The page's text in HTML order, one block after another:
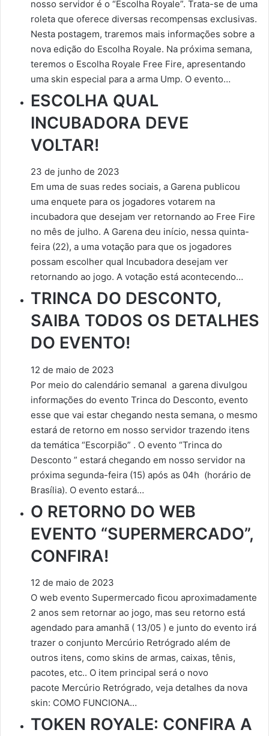
nosso servidor é o “Escolha Royale”. Trata-se de uma
roleta que oferece diversas recompensas exclusivas.
Nesta postagem, traremos mais informações sobre a
nova edição do Escolha Royale. Na próxima semana,
teremos o Escolha Royale Free Fire, apresentando
uma skin especial para a arma Ump. O evento…
ESCOLHA QUAL
INCUBADORA DEVE
VOLTAR!
23 de junho de 2023
Em uma de suas redes sociais, a Garena publicou
uma enquete para os jogadores votarem na
incubadora que desejam ver retornando ao Free Fire
no mês de julho. A Garena deu início, nessa quinta-
feira (22), a uma votação para que os jogadores
possam escolher qual Incubadora desejam ver
retornando ao jogo. A votação está acontecendo…
TRINCA DO DESCONTO,
SAIBA TODOS OS DETALHES
DO EVENTO!
12 de maio de 2023
Por meio do calendário semanal a garena divulgou
informações do evento Trinca do Desconto, evento
esse que vai estar chegando nesta semana, o mesmo
estará de retorno em nosso servidor trazendo itens
da temática “Escorpião” . O evento “Trinca do
Desconto ” estará chegando em nosso servidor na
próxima segunda-feira (15) após as 04h (horário de
Brasília). O evento estará…
O RETORNO DO WEB
EVENTO “SUPERMERCADO”,
CONFIRA!
12 de maio de 2023
O web evento Supermercado ficou aproximadamente
2 anos sem retornar ao jogo, mas seu retorno está
agendado para amanhã ( 13/05 ) e junto do evento irá
trazer o conjunto Mercúrio Retrógrado além de
outros itens, como skins de armas, caixas, tênis,
pacotes, etc.. O item principal será o novo
pacote Mercúrio Retrógrado, veja detalhes da nova
skin: COMO FUNCIONA…
TOKEN ROYALE: CONFIRA A